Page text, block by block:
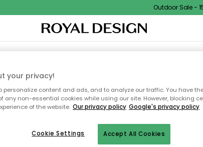
Outdoor Sale -
TEKSTIILIT & MATOTKEITTIÖSÄILYTYSULKOKALUSTEET
valitettavasti
your privacy!
personalize content and ads, and to analyze our traffic. You have
any non-essential cookies while using our site. However, blocking
of the website. Our privacy policy Google's privacy policy
Accept All Cookies
Cookie Settings